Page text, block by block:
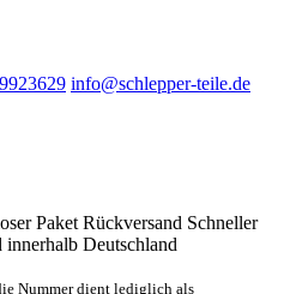
info@schlepper-teile.de
Paket Rückversand Schneller
innerhalb Deutschland
Nummer dient lediglich als